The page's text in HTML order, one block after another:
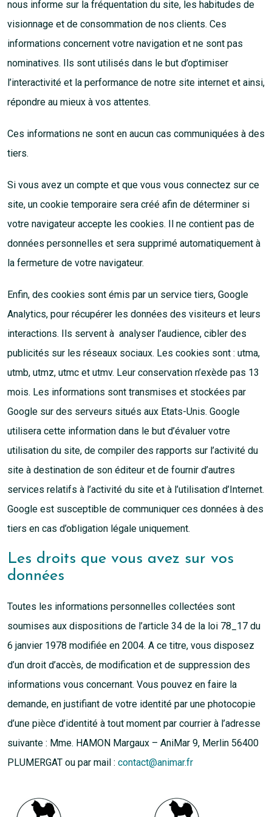
nous informe sur la fréquentation du site, les habitudes de
visionnage et de consommation de nos clients. Ces
informations concernent votre navigation et ne sont pas
nominatives. Ils sont utilisés dans le but d’optimiser
l’interactivité et la performance de notre site internet et ainsi,
répondre au mieux à vos attentes.
Ces informations ne sont en aucun cas communiquées à des
tiers.
Si vous avez un compte et que vous vous connectez sur ce
site, un cookie temporaire sera créé afin de déterminer si
votre navigateur accepte les cookies. Il ne contient pas de
données personnelles et sera supprimé automatiquement à
la fermeture de votre navigateur.
Enfin, des cookies sont émis par un service tiers, Google
Analytics, pour récupérer les données des visiteurs et leurs
interactions. Ils servent à analyser l’audience, cibler des
publicités sur les réseaux sociaux. Les cookies sont : utma,
utmb, utmz, utmc et utmv. Leur conservation n’exède pas 13
mois. Les informations sont transmises et stockées par
Google sur des serveurs situés aux Etats-Unis. Google
utilisera cette information dans le but d’évaluer votre
utilisation du site, de compiler des rapports sur l’activité du
site à destination de son éditeur et de fournir d’autres
services relatifs à l’activité du site et à l’utilisation d’Internet.
Google est susceptible de communiquer ces données à des
tiers en cas d’obligation légale uniquement.
Les droits que vous avez sur vos
données
Toutes les informations personnelles collectées sont
soumises aux dispositions de l’article 34 de la loi 78_17 du
6 janvier 1978 modifiée en 2004. A ce titre, vous disposez
d’un droit d’accès, de modification et de suppression des
informations vous concernant. Vous pouvez en faire la
demande, en justifiant de votre identité par une photocopie
d’une pièce d’identité à tout moment par courrier à l’adresse
suivante : Mme. HAMON Margaux – AniMar 9, Merlin 56400
PLUMERGAT ou par mail : contact@animar.fr